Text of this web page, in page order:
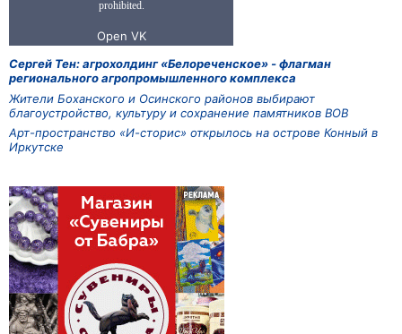
Сергей Тен: агрохолдинг «Белореченское» - флагман
регионального агропромышленного комплекса
Жители Боханского и Осинского районов выбирают
благоустройство, культуру и сохранение памятников ВОВ
Арт-пространство «И-сторис» открылось на острове Конный в
Иркутске